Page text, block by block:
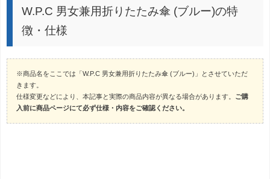
W.P.C 男女兼用折りたたみ傘 (ブルー)の特
徴・仕様
※商品名をここでは「W.P.C 男女兼用折りたたみ傘 (ブルー)」とさせていただ
きます。
仕様変更などにより、本記事と実際の商品内容が異なる場合があります。 ご購
入前に商品ページにて必ず仕様・内容をご確認ください。